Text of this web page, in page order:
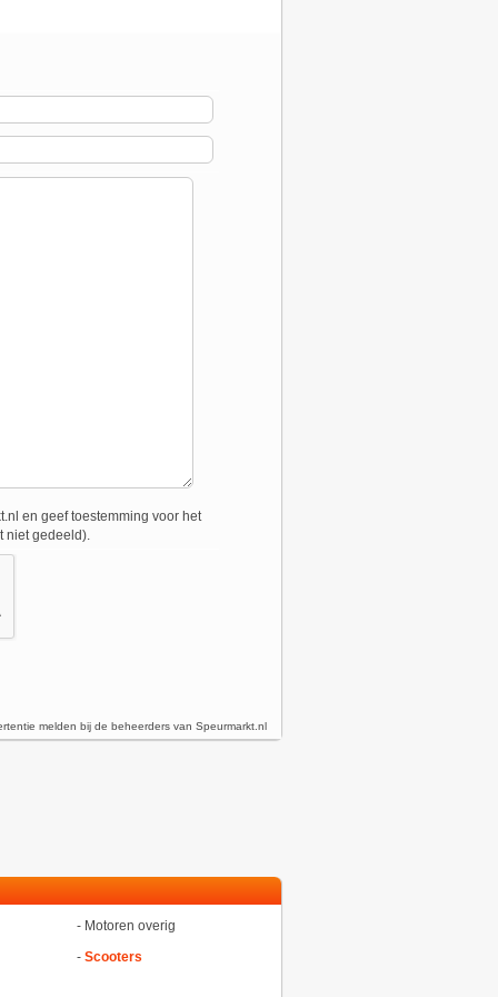
en geef toestemming voor het
niet gedeeld).
melden bij de beheerders van Speurmarkt.nl
- Motoren overig
- Scooters